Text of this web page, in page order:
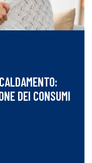
DEI CONSUMI